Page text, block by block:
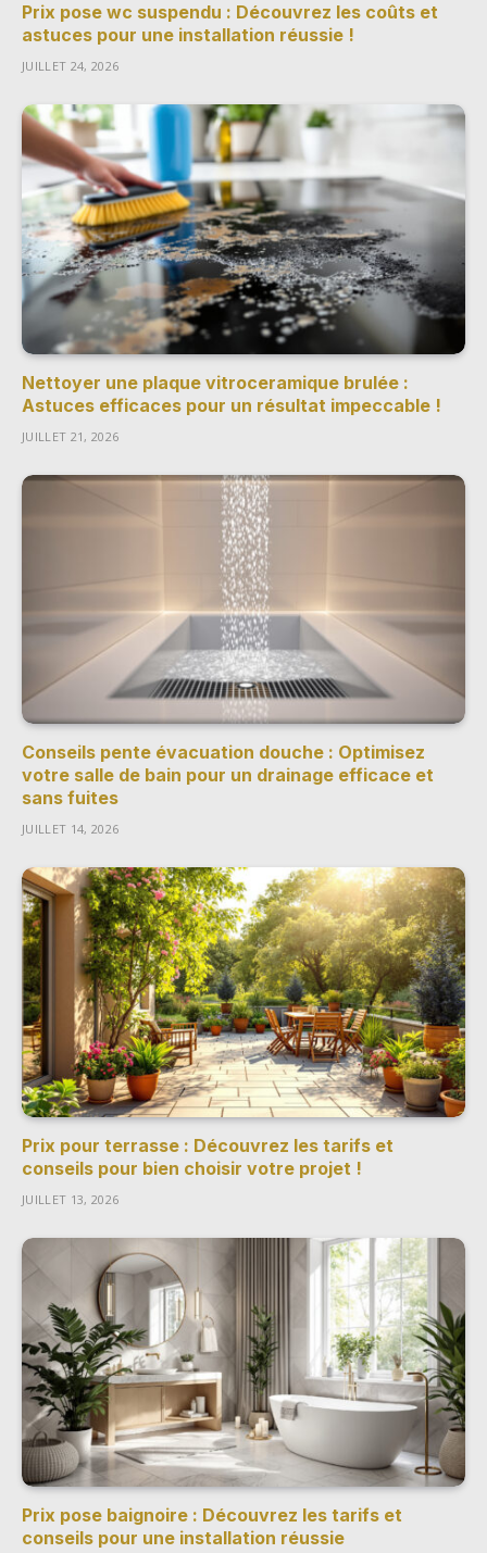
Prix pose wc suspendu : Découvrez les coûts et
astuces pour une installation réussie !
JUILLET 24, 2026
Nettoyer une plaque vitroceramique brulée :
Astuces efficaces pour un résultat impeccable !
JUILLET 21, 2026
Conseils pente évacuation douche : Optimisez
votre salle de bain pour un drainage efficace et
sans fuites
JUILLET 14, 2026
Prix pour terrasse : Découvrez les tarifs et
conseils pour bien choisir votre projet !
JUILLET 13, 2026
Prix pose baignoire : Découvrez les tarifs et
conseils pour une installation réussie